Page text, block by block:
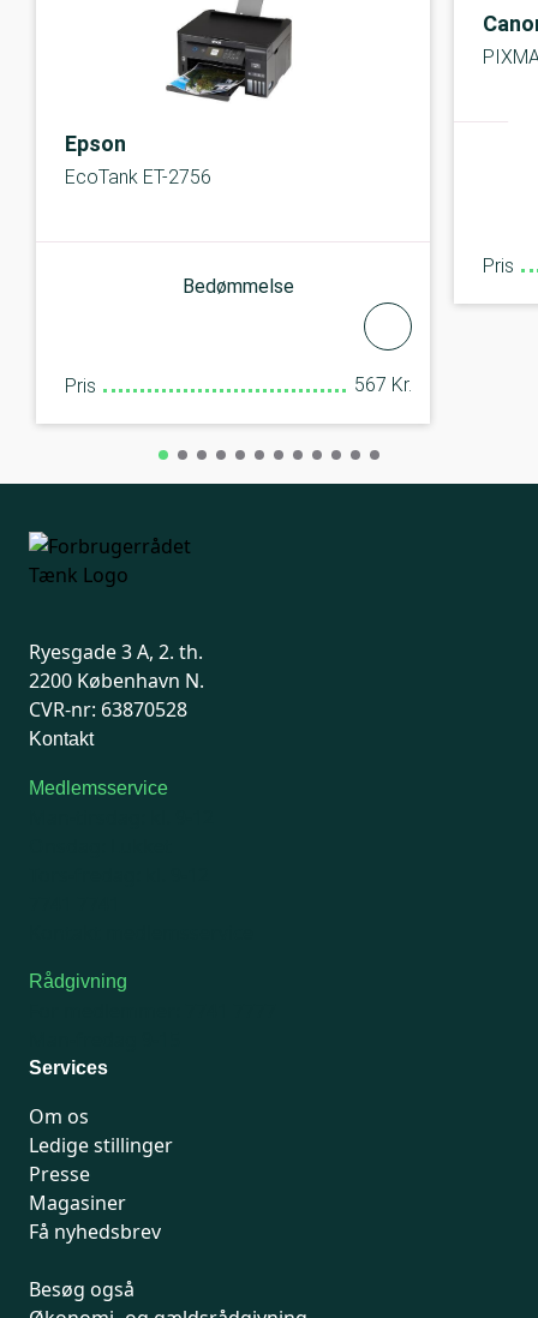
Epson
EcoTank ET-2756
Bedømmelse
Pris 567 Kr.
Pris
Ryesgade 3 A, 2. th.
2200 København N.
CVR-nr: 63870528
Kontakt
Medlemsservice
Rådgivning
Services
Om os
Ledige stillinger
Presse
Magasiner
Få nyhedsbrev
Besøg også